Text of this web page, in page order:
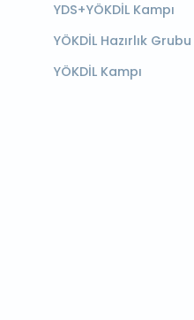
YDS+YÖKDİL Kampı
YÖKDİL Hazırlık Grubu
YÖKDİL Kampı